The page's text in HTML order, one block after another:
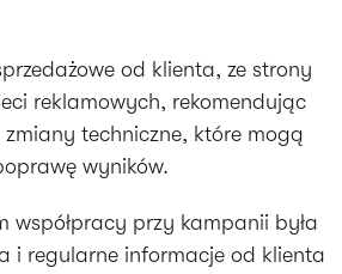
od klienta, ze strony
reklamowych, rekomendując
techniczne, które mogą
wyników.
współpracy przy kampanii była
i regularne informacje od klienta